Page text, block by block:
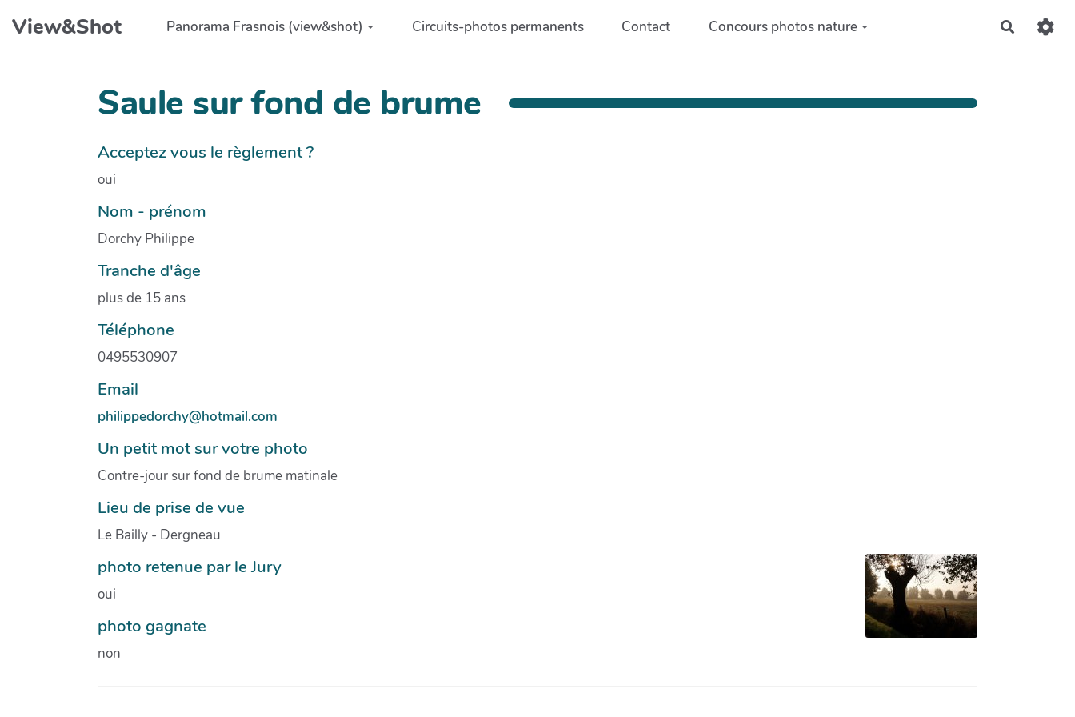
Aller au contenu principal
View&Shot Panorama Frasnois (view&shot) Circuits-photos permanents Contact Concours photos nature
Saule sur fond de brume
Acceptez vous le règlement ?
oui
Nom - prénom
Dorchy Philippe
Tranche d'âge
plus de 15 ans
Téléphone
0495530907
Email
philippedorchy@hotmail.com
Un petit mot sur votre photo
Contre-jour sur fond de brume matinale
Lieu de prise de vue
Le Bailly - Dergneau
photo retenue par le Jury
oui
photo gagnate
non